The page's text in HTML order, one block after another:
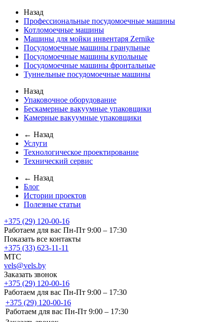
Назад
Профессиональные посудомоечные машины
Котломоечные машины
Машины для мойки инвентаря Zernike
Посудомоечные машины гранульные
Посудомоечные машины купольные
Посудомоечные машины фронтальные
Туннельные посудомоечные машины
Назад
Упаковочное оборудование
Бескамерные вакуумные упаковщики
Камерные вакуумные упаковщики
← Назад
Услуги
Технологическое проектирование
Технический сервис
← Назад
Блог
Истории проектов
Полезные статьи
+375 (29) 120-00-16
Работаем для вас Пн-Пт 9:00 – 17:30
Показать все контакты
+375 (33) 623-11-11
MTC
vels@vels.by
Заказать звонок
+375 (29) 120-00-16
Работаем для вас Пн-Пт 9:00 – 17:30
+375 (29) 120-00-16
Работаем для вас Пн-Пт 9:00 – 17:30